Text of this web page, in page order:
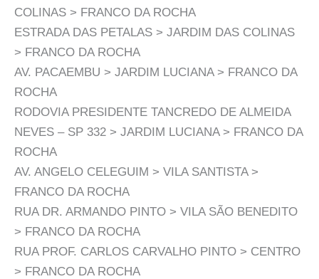
COLINAS > FRANCO DA ROCHA
ESTRADA DAS PETALAS > JARDIM DAS COLINAS
> FRANCO DA ROCHA
AV. PACAEMBU > JARDIM LUCIANA > FRANCO DA
ROCHA
RODOVIA PRESIDENTE TANCREDO DE ALMEIDA
NEVES – SP 332 > JARDIM LUCIANA > FRANCO DA
ROCHA
AV. ANGELO CELEGUIM > VILA SANTISTA >
FRANCO DA ROCHA
RUA DR. ARMANDO PINTO > VILA SÃO BENEDITO
> FRANCO DA ROCHA
RUA PROF. CARLOS CARVALHO PINTO > CENTRO
> FRANCO DA ROCHA